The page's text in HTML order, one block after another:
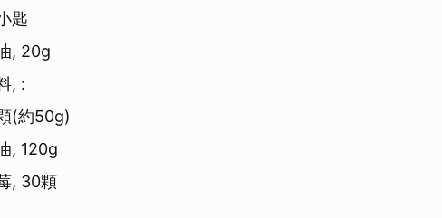
匙
, 20g
, :
(約50g)
, 120g
, 30顆